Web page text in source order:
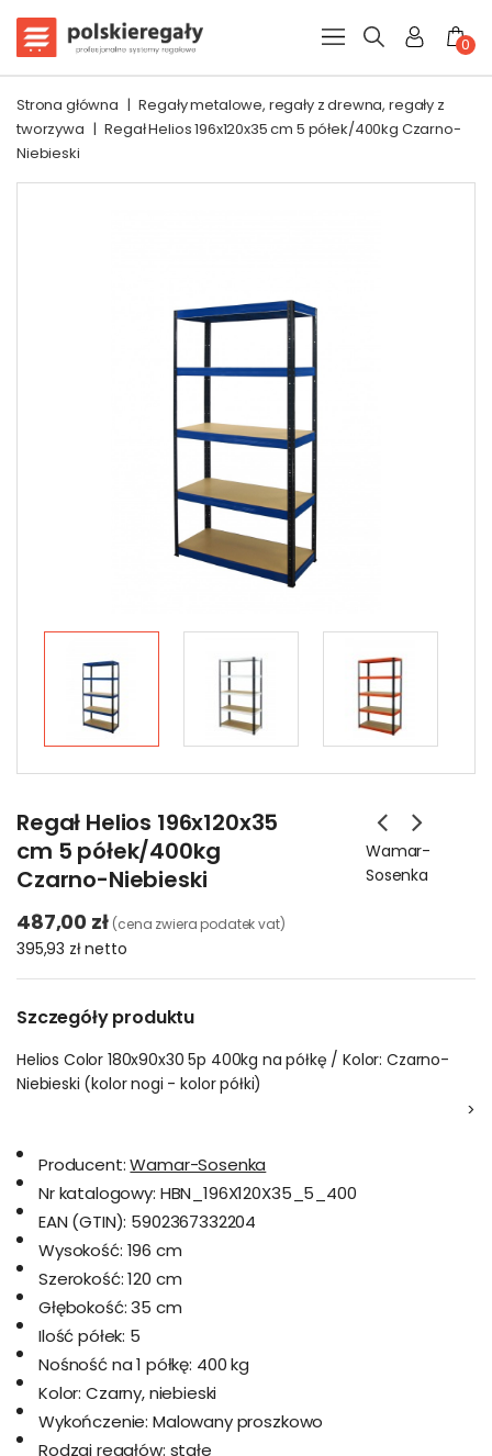
0
Strona główna | Regały metalowe, regały z drewna, regały z
tworzywa | Regał Helios 196x120x35 cm 5 półek/400kg Czarno-
Niebieski
Regał Helios 196x120x35
cm 5 półek/400kg
Czarno-Niebieski
Wamar-
Sosenka
487,00 zł (cena zwiera podatek vat)
395,93 złnetto
Szczegóły produktu
Helios Color 180x90x30 5p 400kg na półkę / Kolor: Czarno-
Niebieski (kolor nogi - kolor półki)
>
Producent: Wamar-Sosenka
Nr katalogowy: HBN_196X120X35_5_400
EAN (GTIN): 5902367332204
Wysokość: 196 cm
Szerokość: 120 cm
Głębokość: 35 cm
Ilość półek: 5
Nośność na 1 półkę: 400 kg
Kolor: Czarny, niebieski
Wykończenie: Malowany proszkowo
Rodzaj regałów: stałe